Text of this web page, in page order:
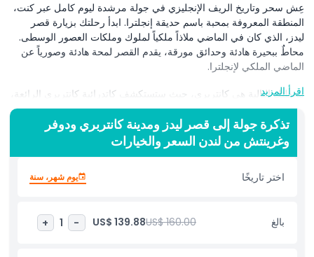
عِش سحر وتاريخ الريف الإنجليزي في جولة مرشدة ليوم كامل عبر كنت،
المنطقة المعروفة بمحبة باسم حديقة إنجلترا. ابدأ رحلتك بزيارة قصر
ليدز، الذي كان في الماضي ملاذاً ملكياً لملوك وملكات العصور الوسطى.
محاطٌ ببحيرة هادئة وحدائق مورقة، يقدم القصر لمحة هادئة وصورياً عن
الماضي الملكي لإنجلترا.
محطتك التالية هي كانتربري، حيث ستستكشف كاتدرائية كانتربري الرائعة،
واحدة من أبرز المواقع الدينية في البلاد. أُعجب بهندستها القوطية الشاهقة
ونوافذ الزجاج الملون المبهرة التي أسرت زوارها على مر قرون.
من هناك، سافر نحو الساحل لمشاهدة منحدرات دوفر البيضاء
الأيقونية لأميال على طول قناة المانش، وظلت شامخة عبر قرون من
تستمر الجولة بزيارة غرينتش، المعروفة بتراثها البحري وإطلالاتها النهرية
الكلاسيكية. شاهد معالم مثل الكلية البحرية الملكية القديمة قبل أن تختتم
اقرأ المزيد
تذكرة جولة إلى قصر ليدز ومدينة كانتربري ودوفر
وغرينتش من لندن السعر والخيارات
اختر تاريخًا يوم شهر، سنة
بالغ US$ 160.00
US$ 139.88
-
1
+